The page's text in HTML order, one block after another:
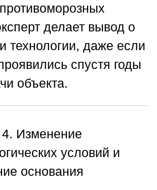
делает вывод о
технологии, даже если
спустя годы
объекта.
Изменение
условий и
основания